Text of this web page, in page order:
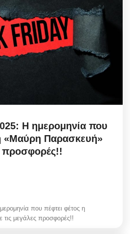
Η ημερομηνία που
«Μαύρη Παρασκευή»
προσφορές!!
που πέφτει φέτος η
μεγάλες προσφορές!!